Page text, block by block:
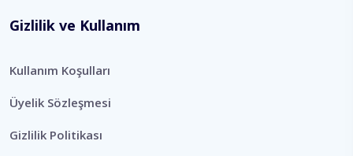
Gizlilik ve Kullanım
Kullanım Koşulları
Üyelik Sözleşmesi
Gizlilik Politikası